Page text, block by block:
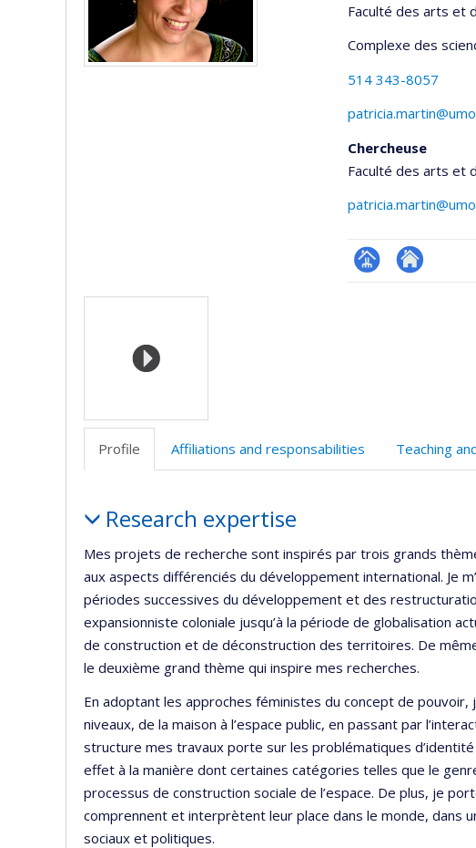
Faculté des arts et
Complexe des
514 343-8057
Chercheuse
Faculté des arts et
Page Site
Media
Profile Affiliations and responsabilities Teaching
Research expertise
Mes projets de recherche sont inspirés par trois grands
aux aspects différenciés du développement international. Je
périodes successives du développement et des
expansionniste coloniale jusqu’à la période de globalisation
de construction et de déconstruction des territoires. De
le deuxième grand thème qui inspire mes recherches.
En adoptant les approches féministes du concept de pouvoir,
niveaux, de la maison à l’espace public, en passant par
structure mes travaux porte sur les problématiques
effet à la manière dont certaines catégories telles que le
processus de construction sociale de l’espace. De plus, je
comprennent et interprètent leur place dans le monde, dans
sociaux et politiques.